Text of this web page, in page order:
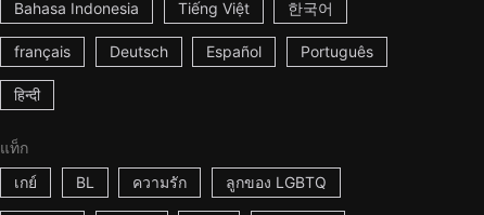
Bahasa Indonesia Tiếng Việt 한국어
français Deutsch Español Português
हिन्दी
แท็ก
เกย์
BL ความรัก ลูกของ LGBTQ